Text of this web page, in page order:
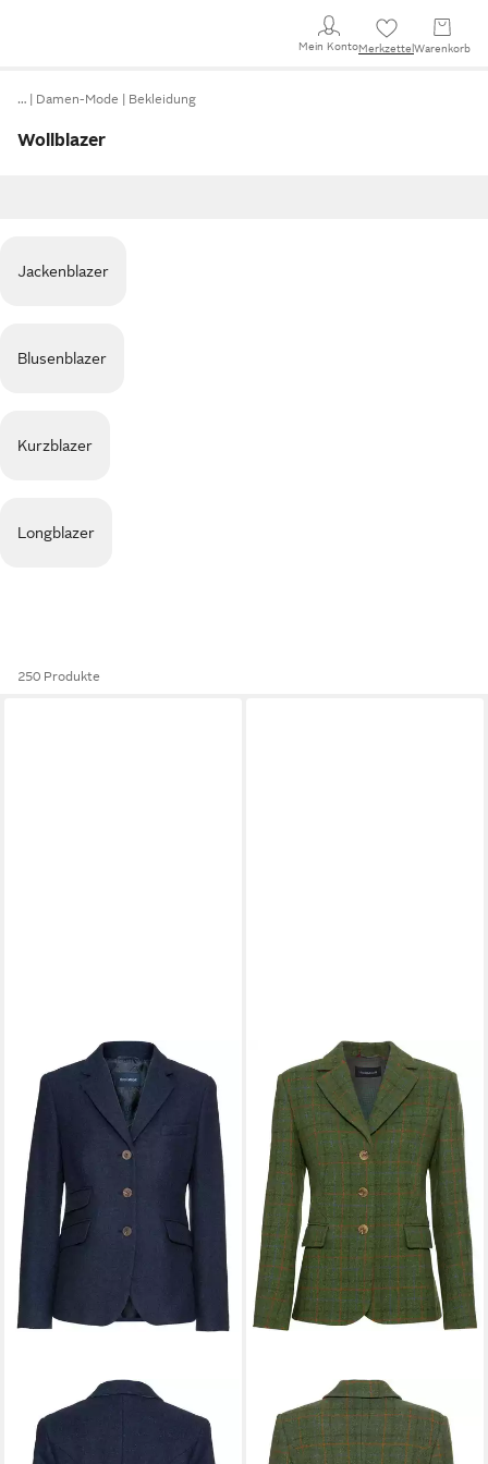
Mein KontoMerkzettel Warenkorb
… Damen-Mode Bekleidung
Wollblazer
Jackenblazer
Blusenblazer
Kurzblazer
Longblazer
250 Produkte